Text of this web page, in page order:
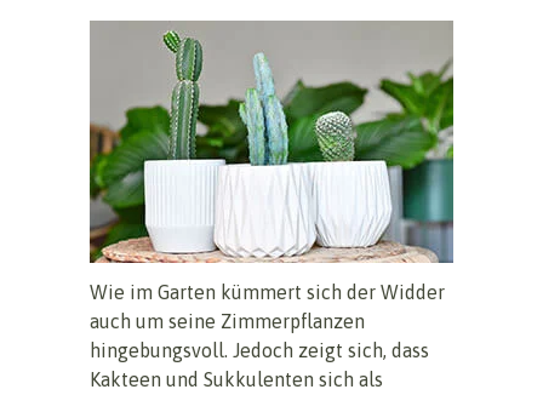
Wie im Garten kümmert sich der Widder
auch um seine Zimmerpflanzen
hingebungsvoll. Jedoch zeigt sich, dass
Kakteen und Sukkulenten sich als